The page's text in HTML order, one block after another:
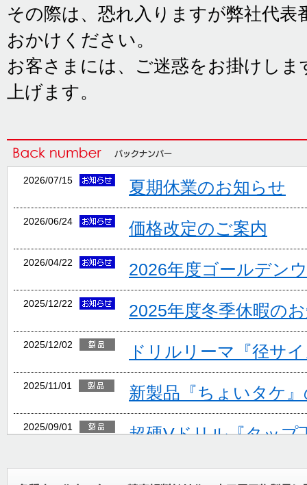
その際は、恐れ入りますが弊社代表
おかけください。
お客さまには、ご迷惑をお掛けし
上げます。
2026/07/15 夏期休業のお知らせ
2026/06/24 価格改定のご案内
2026/04/22 2026年度ゴールデン
2025/12/22 2025年度冬季休暇の
2025/12/02 ドリルリーマ『径サ
2025/11/01 新製品『ちょいタケ
2025/09/01
超硬Vドリル『タップ
ョン追加』